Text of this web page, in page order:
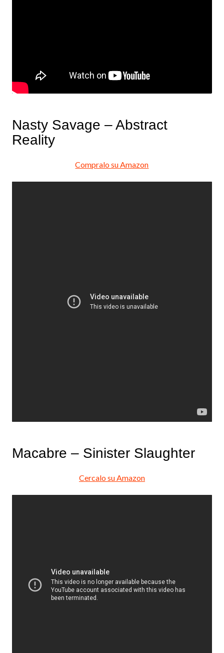
Nasty Savage – Abstract
Reality
Compralo su Amazon
Macabre – Sinister Slaughter
Cercalo su Amazon